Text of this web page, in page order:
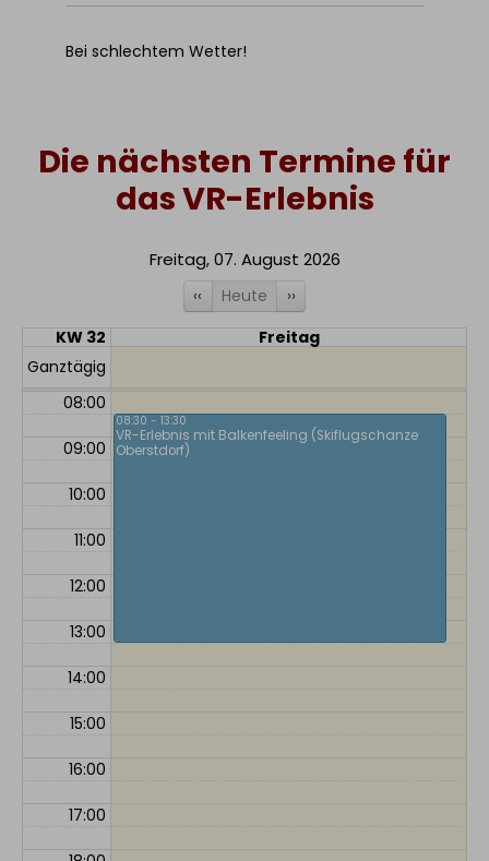
Bei schlechtem Wetter!
Die nächsten Termine für
das VR-Erlebnis
Freitag, 07. August 2026
‹‹ Heute
››
KW 32
Freitag
Ganztägig
08:30 - 13:30
VR-Erlebnis mit Balkenfeeling (Skiflugschanze
Oberstdorf)
07:00
08:00
09:00
10:00
11:00
12:00
13:00
14:00
15:00
16:00
17:00